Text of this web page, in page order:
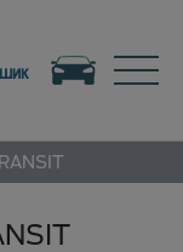
Toggle navigation